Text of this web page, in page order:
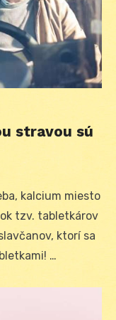
stravou sú
kalcium miesto
tzv. tabletkárov
ktorí sa
…